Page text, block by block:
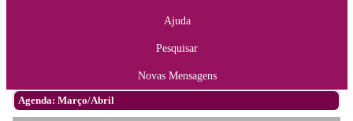
Ajuda
Pesquisar
Novas Mensagens
Agenda: Março/Abril